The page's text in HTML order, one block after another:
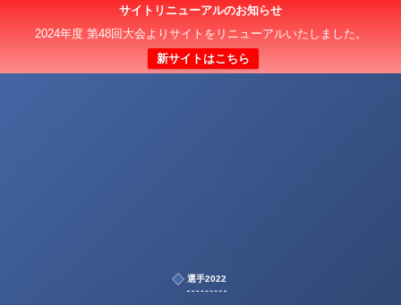
サイトリニューアルのお知らせ
2024年度 第48回大会よりサイトをリニューアルいたしました。
新サイトはこちら
選手2022